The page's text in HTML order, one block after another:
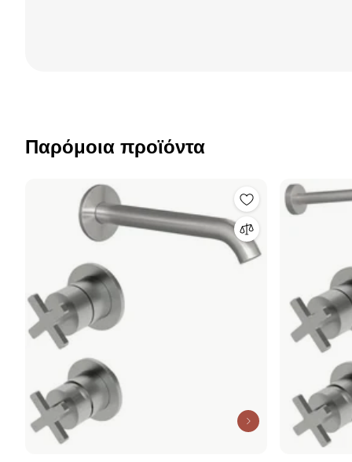
Παρόμοια προϊόντα